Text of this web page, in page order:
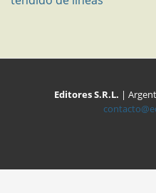
Editores S.R.L. |